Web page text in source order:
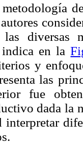
las diversas
indica en la
y
las
fue
dada la
interpretar